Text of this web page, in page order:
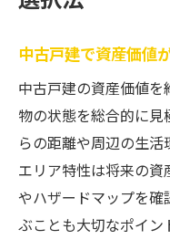
中古戸建で資産価値
中古戸建の資産価値
物の状態を総合的に
らの距離や周辺の生
エリア特性は将来の
やハザードマップを
ぶことも大切なポイン